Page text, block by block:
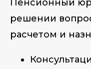
Пенсионный
решении
расчетом и